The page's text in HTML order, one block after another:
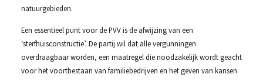
natuurgebieden.
Een essentieel punt voor de PVV is de afwijzing van een
‘sterfhuisconstructie’. De partij wil dat alle vergunningen
overdraagbaar worden, een maatregel die noodzakelijk wordt geacht
voor het voortbestaan van familiebedrijven en het geven van kansen